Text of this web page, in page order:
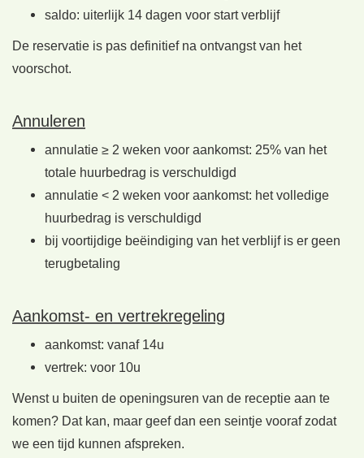
saldo: uiterlijk 14 dagen voor start verblijf
De reservatie is pas definitief na ontvangst van het
voorschot.
Annuleren
annulatie ≥ 2 weken voor aankomst: 25% van het
totale huurbedrag is verschuldigd
annulatie < 2 weken voor aankomst: het volledige
huurbedrag is verschuldigd
bij voortijdige beëindiging van het verblijf is er geen
terugbetaling
Aankomst- en vertrekregeling
aankomst: vanaf 14u
vertrek: voor 10u
Wenst u buiten de openingsuren van de receptie aan te
komen? Dat kan, maar geef dan een seintje vooraf zodat
we een tijd kunnen afspreken.